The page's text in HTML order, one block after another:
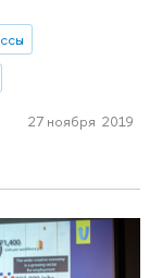
27 ноября 2019